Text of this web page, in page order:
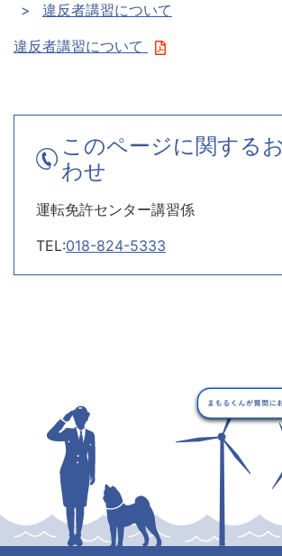
違反者講習について
違反者講習について
このページに関する
わせ
運転免許センター講習係
TEL:018-824-5333